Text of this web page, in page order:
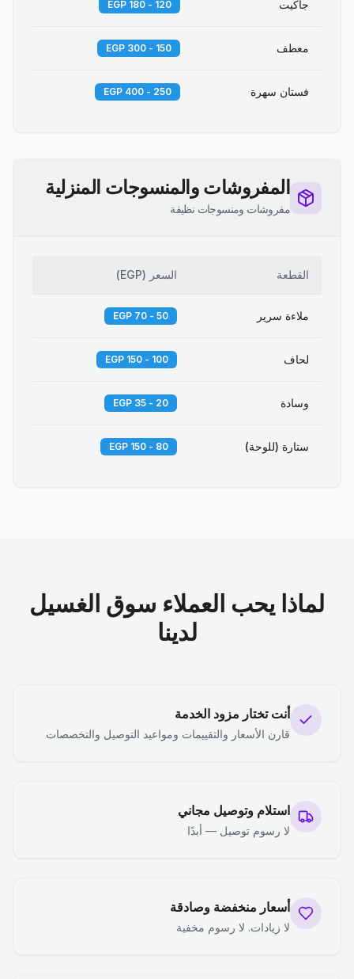
جاكيت 120 - 180 EGP
معطف 150 - 300 EGP
فستان سهرة 250 - 400 EGP
المفروشات والمنسوجات المنزلية
مفروشات ومنسوجات نظيفة
القطعة السعر (
EGP
)
ملاءة سرير 50 - 70 EGP
لحاف 100 - 150 EGP
وسادة 20 - 35 EGP
ستارة (للوحة) 80 - 150 EGP
لماذا يحب العملاء سوق الغسيل
لدينا
أنت تختار مزود الخدمة
قارن الأسعار والتقييمات ومواعيد التوصيل والتخصصات
استلام وتوصيل مجاني
لا رسوم توصيل — أبدًا
أسعار منخفضة وصادقة
لا زيادات. لا رسوم مخفية